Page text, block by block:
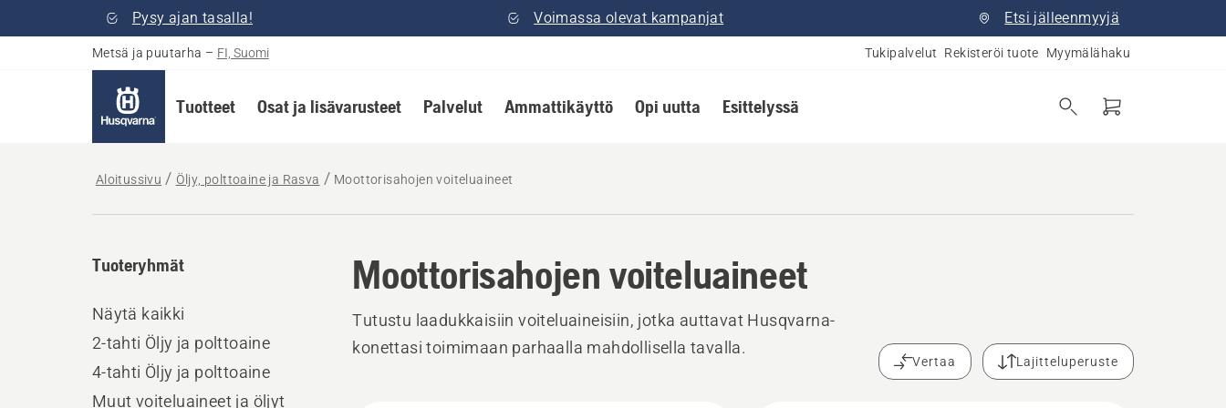
Pysy ajan tasalla! Voimassa olevat kampanjat Etsi jälleenmyyjä
Metsä ja puutarha – FI, Suomi Tukipalvelut Rekisteröi tuote Myymälähaku
Tuotteet Osat ja lisävarusteet Palvelut Ammattikäyttö Opi uutta Esittelyssä
Aloitussivu Öljy, polttoaine ja Rasva Moottorisahojen voiteluaineet
Moottorisahojen voiteluaineet
Tuoteryhmät
Näytä kaikki
2-tahti Öljy ja polttoaine
4-tahti Öljy ja polttoaine
Muut voiteluaineet ja öljyt
Tutustu laadukkaisiin voiteluaineisiin, jotka auttavat Husqvarna-
konettasi toimimaan parhaalla mahdollisella tavalla.
Vertaa Lajitteluperuste